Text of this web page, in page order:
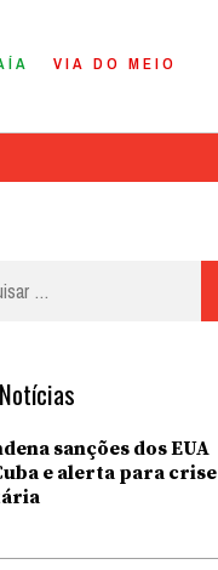
VIA DO MEIO
sanções dos EUA
e alerta para crise